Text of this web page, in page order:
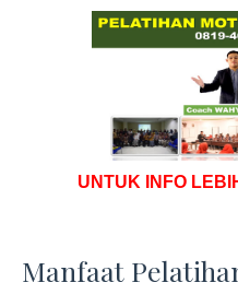
UNTUK INFO
Manfaat